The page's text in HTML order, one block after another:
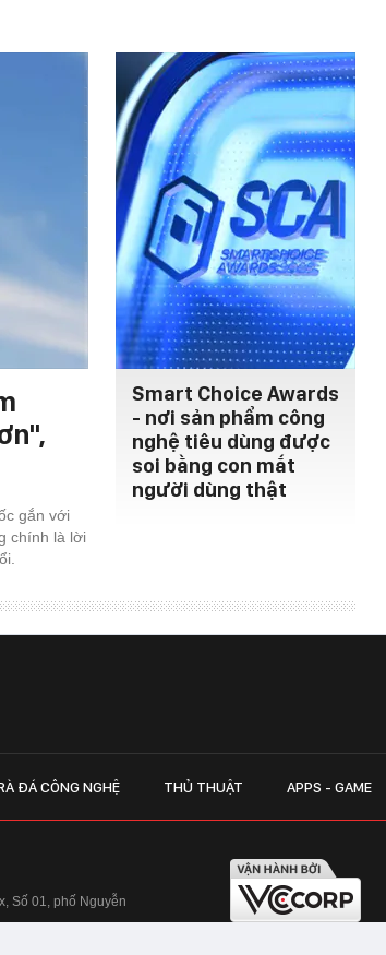
gắn với
chính là lời
Smart Choice Awards
- nơi sản phẩm công
nghệ tiêu dùng được
soi bằng con mắt
người dùng thật
ĐÁ CÔNG NGHỆ THỦ THUẬT APPS - GAME
Số 01, phố Nguyễn